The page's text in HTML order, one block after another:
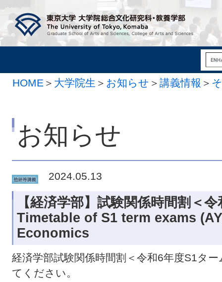
HOME ＞ 大学院生 ＞ お知らせ ＞ 講義情報 ＞
お知らせ
2024.05.13
【経済学部】試験関係時間割＜
Timetable of S1 term exams
Economics
経済学部試験関係時間割＜令和6年度S1タ
てください。